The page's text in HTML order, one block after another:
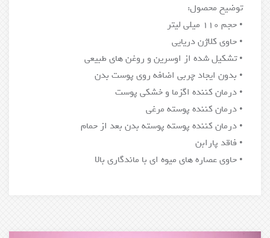
توضیح محصول:
• حجم 110 میلی لیتر
• حاوی کلاژن دریایی
• تشکیل شده از اوسرین و روغن های طبیعی
• بدون ایجاد چربی اضافه روی پوست بدن
• درمان کننده اگزما و خشکی پوست
• درمان کننده پوسته مرغی
• درمان کننده پوسته پوسته بدن بعد از حمام
• فاقد پارابن
• حاوی عصاره های میوه ای با ماندگاری بالا